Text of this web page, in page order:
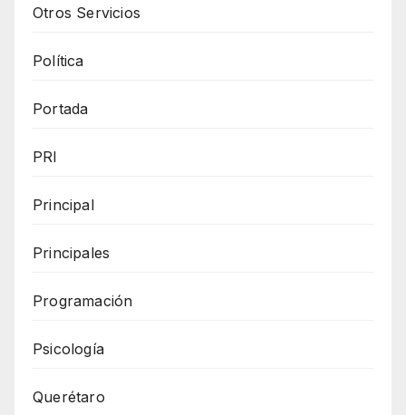
Otros Servicios
Política
Portada
PRI
Principal
Principales
Programación
Psicología
Querétaro